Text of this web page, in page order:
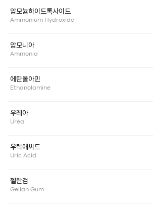
암모늄하이드록사이드
Ammonium Hydroxide
암모니아
Ammonia
에탄올아민
Ethanolamine
우레아
Urea
우릭애씨드
Uric Acid
젤란검
Gellan Gum